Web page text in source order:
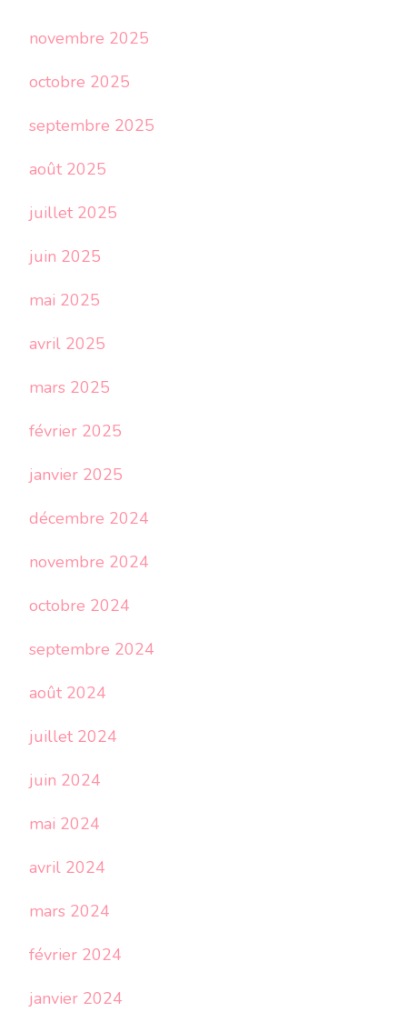
novembre 2025
octobre 2025
septembre 2025
août 2025
juillet 2025
juin 2025
mai 2025
avril 2025
mars 2025
février 2025
janvier 2025
décembre 2024
novembre 2024
octobre 2024
septembre 2024
août 2024
juillet 2024
juin 2024
mai 2024
avril 2024
mars 2024
février 2024
janvier 2024